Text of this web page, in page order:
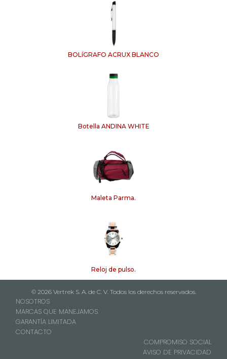
BOLíGRAFO ACRUX BLANCO
Botella ANDINA WHITE
Maleta Parma.
Reloj de pulso.
© 2026 Vertrek S. A. de C. V. Todos los derechos reservados.
NOSOTROS
MARCAS QUE MANEJAMOS
GARANTÍA LIMITADA
CONTACTO
COMPROMISO SOCIAL
AVISO DE PRIVACIDAD